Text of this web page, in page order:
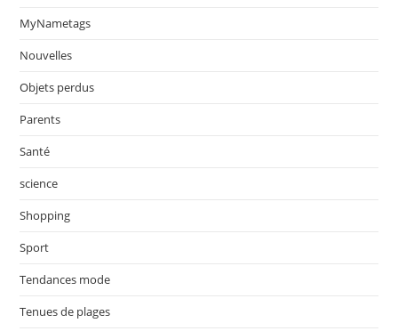
MyNametags
Nouvelles
Objets perdus
Parents
Santé
science
Shopping
Sport
Tendances mode
Tenues de plages